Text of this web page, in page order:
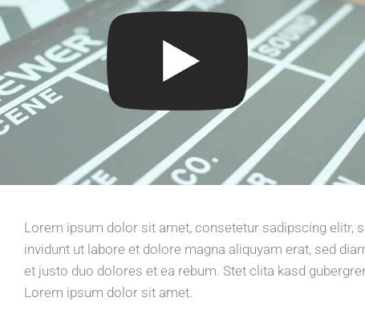
Lorem ipsum dolor sit amet, consetetur sadipscing elitr,
invidunt ut labore et dolore magna aliquyam erat, sed
et justo duo dolores et ea rebum. Stet clita kasd
Lorem ipsum dolor sit amet.